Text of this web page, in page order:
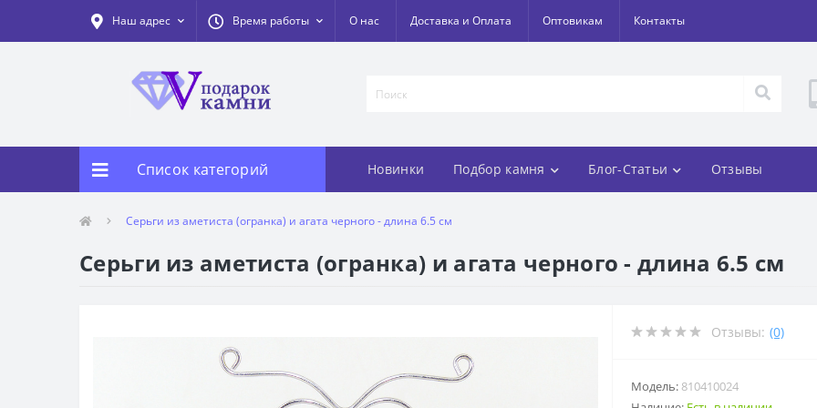
Наш адрес Время работы О нас Доставка и Оплата Оптовикам Контакты
Список категорий Новинки Подбор камня Блог-Статьи Отзывы
Серьги из аметиста (огранка) и агата черного - длина 6.5 см
Серьги из аметиста (огранка) и агата черного - длина 6.5 см
Отзывы: (0)
Модель: 810410024